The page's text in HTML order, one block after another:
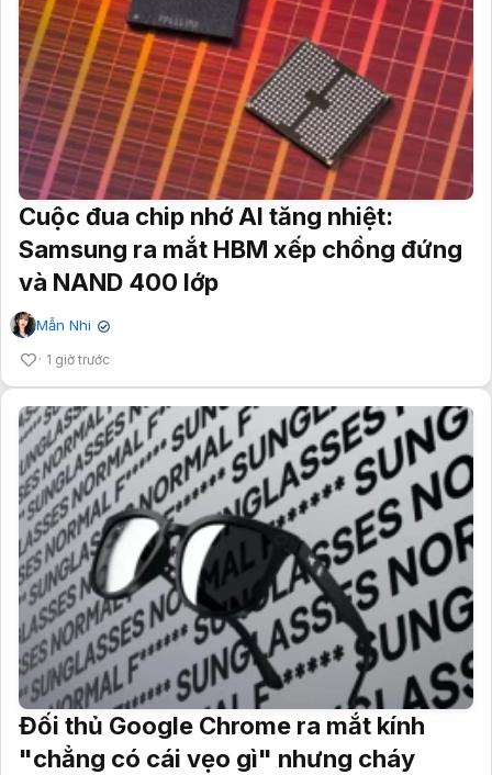
Cuộc đua chip nhớ AI tăng nhiệt:
Samsung ra mắt HBM xếp chồng đứng
và NAND 400 lớp
Mẫn Nhi ✔
1 giờ trước
Đối thủ Google Chrome ra mắt kính
"chẳng có cái vẹo gì" nhưng cháy